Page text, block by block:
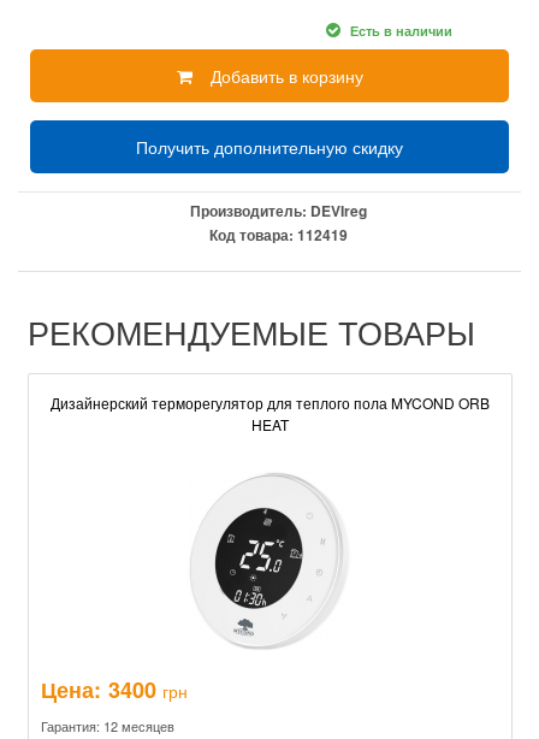
Есть в наличии
Добавить в корзину
Получить дополнительную скидку
Производитель: DEVIreg
Код товара: 112419
РЕКОМЕНДУЕМЫЕ ТОВАРЫ
Дизайнерский терморегулятор для теплого пола MYCOND ORB
HEAT
Цена: 3400 грн
Гарантия: 12 месяцев